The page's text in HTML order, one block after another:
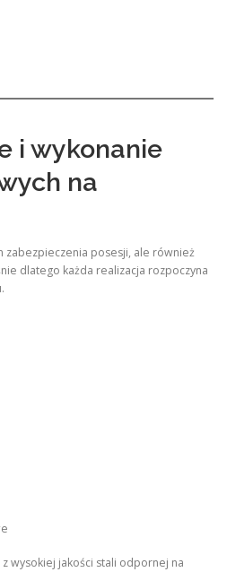
i wykonanie
na
zabezpieczenia posesji, ale również
dlatego każda realizacja rozpoczyna
wysokiej jakości stali odpornej na